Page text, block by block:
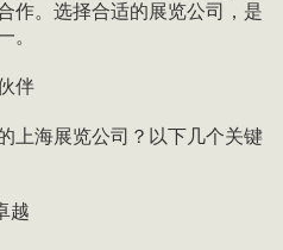
作。选择合适的展览公司，是
。
伴
上海展览公司？以下几个关键
越